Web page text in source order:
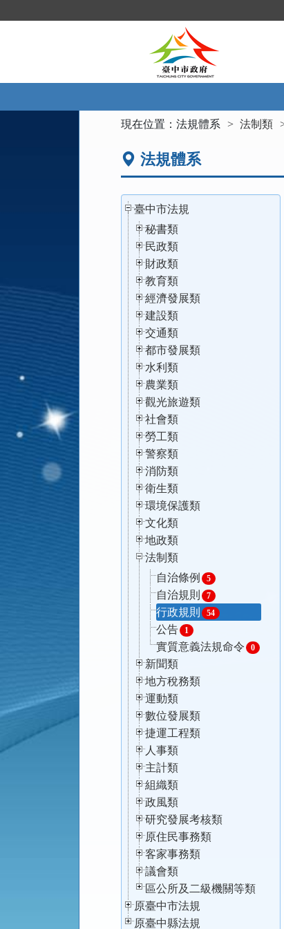
到
現在位置：法規體系 法制類
法規體系
臺中市法規
秘書類
民政類
財政類
教育類
經濟發展類
建設類
交通類
都市發展類
水利類
農業類
觀光旅遊類
社會類
勞工類
警察類
消防類
衛生類
環境保護類
文化類
地政類
法制類
自治條例
5
自治規則 7
行政規則 54
公告 1
實質意義法規命令 0
新聞類
地方稅務類
運動類
數位發展類
捷運工程類
人事類
主計類
組織類
政風類
研究發展考核類
原住民事務類
客家事務類
議會類
區公所及二級機關等類
原臺中市法規
原臺中縣法規